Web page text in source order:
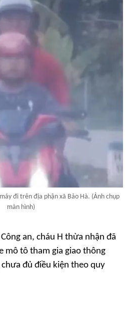
đi trên địa phận xã Bảo Hà. (Ảnh chụp
màn hình)
an, cháu H thừa nhận đã
mô tô tham gia giao thông
đủ điều kiện theo quy